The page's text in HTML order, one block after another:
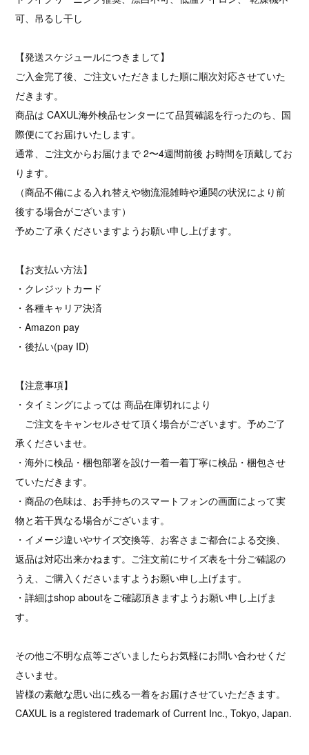
可、吊るし干し
【発送スケジュールにつきまして】
ご入金完了後、ご注文いただきました順に順次対応させていた
だきます。
商品は CAXUL海外検品センターにて品質確認を行ったのち、国
際便にてお届けいたします。
通常、ご注文からお届けまで 2〜4週間前後 お時間を頂戴してお
ります。
（商品不備による入れ替えや物流混雑時や通関の状況により前
後する場合がございます）
予めご了承くださいますようお願い申し上げます。
【お支払い方法】
・クレジットカード
・各種キャリア決済
・Amazon pay
・後払い(pay ID)
【注意事項】
・タイミングによっては 商品在庫切れにより
ご注文をキャンセルさせて頂く場合がございます。予めご了
承くださいませ。
・海外に検品・梱包部署を設け一着一着丁寧に検品・梱包させ
ていただきます。
・商品の色味は、お手持ちのスマートフォンの画面によって実
物と若干異なる場合がございます。
・イメージ違いやサイズ交換等、お客さまご都合による交換、
返品は対応出来かねます。ご注文前にサイズ表を十分ご確認の
うえ、ご購入くださいますようお願い申し上げます。
・詳細はshop aboutをご確認頂きますようお願い申し上げま
す。
その他ご不明な点等ございましたらお気軽にお問い合わせくだ
さいませ。
皆様の素敵な思い出に残る一着をお届けさせていただきます。
CAXUL is a registered trademark of Current Inc., Tokyo, Japan.